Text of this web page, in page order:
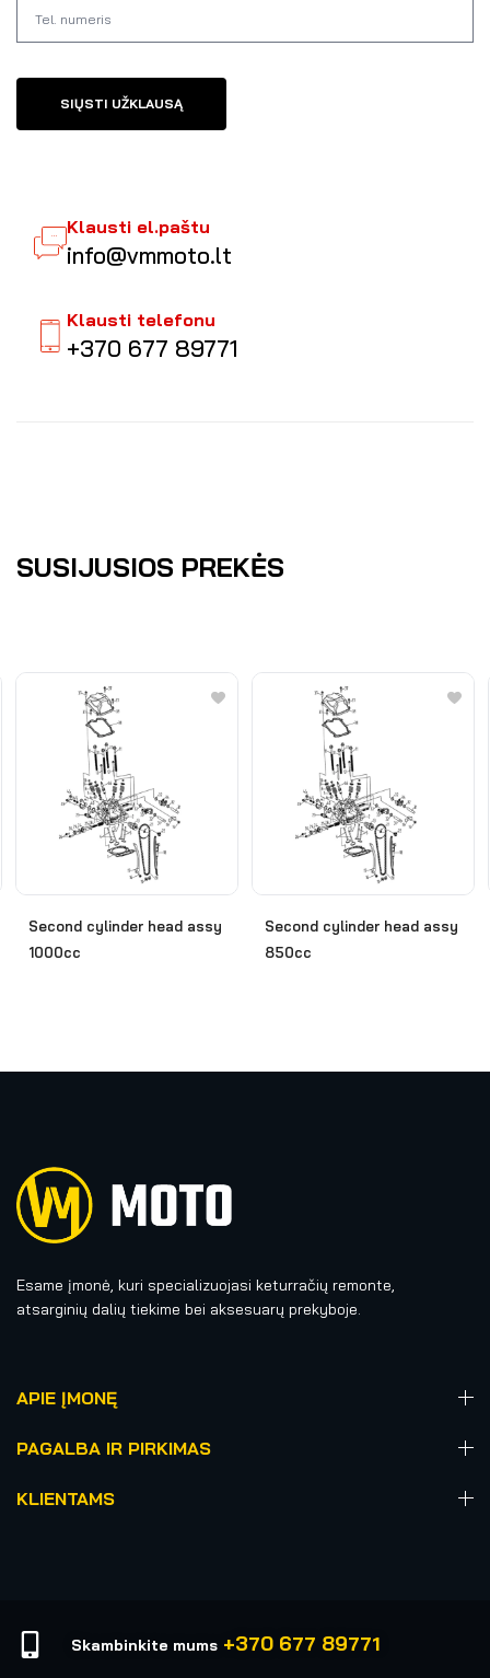
SIŲSTI UŽKLAUSĄ
Klausti el.paštu
info@vmmoto.lt
Klausti telefonu
+370 677 89771
SUSIJUSIOS PREKĖS
Second cylinder head assy
1000cc
Second cylinder head assy
850cc
Esame įmonė, kuri specializuojasi keturračių remonte,
atsarginių dalių tiekime bei aksesuarų prekyboje.
APIE ĮMONĘ
PAGALBA IR PIRKIMAS
KLIENTAMS
Skambinkite mums +370 677 89771